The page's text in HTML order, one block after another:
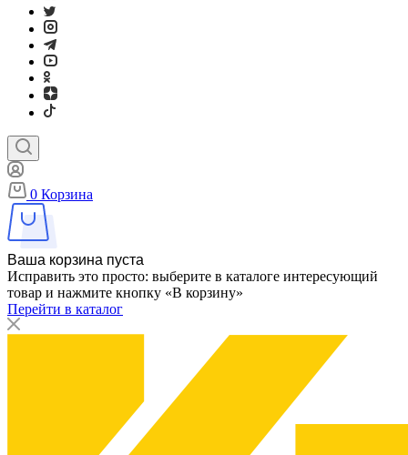
0 Корзина
Ваша корзина пуста
Исправить это просто: выберите в каталоге интересующий
товар и нажмите кнопку «В корзину»
Перейти в каталог